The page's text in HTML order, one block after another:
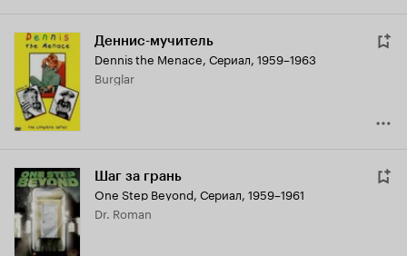
Деннис-мучитель
Dennis the Menace, Сериал, 1959–1963
Burglar
Шаг за грань
One Step Beyond, Сериал, 1959–1961
Dr. Roman